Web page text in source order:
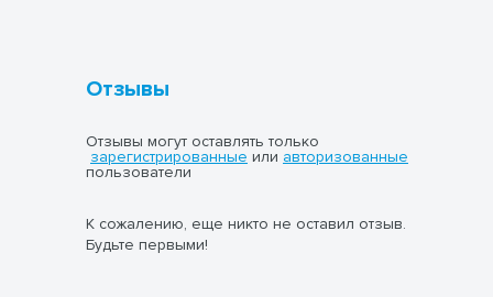
Отзывы
Отзывы могут оставлять только
зарегистрированные или авторизованные
пользователи
К сожалению, еще никто не оставил отзыв.
Будьте первыми!